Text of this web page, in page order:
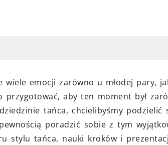
wiele emocji zarówno u młodej pary,
aby ten moment był
tańca, chcielibyśmy podzielić
poradzić sobie z tym
stylu tańca, nauki kroków i
pierwszej
wymaga
zrozumienia
rachunkowe
Dowiedz się,
biuro
potrzeb Twojej
zoptymalizować
skoncentrować